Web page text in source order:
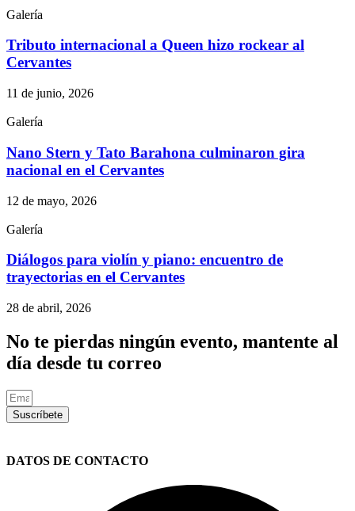
Galería
Tributo internacional a Queen hizo rockear al
Cervantes
11 de junio, 2026
Galería
Nano Stern y Tato Barahona culminaron gira
nacional en el Cervantes
12 de mayo, 2026
Galería
Diálogos para violín y piano: encuentro de
trayectorias en el Cervantes
28 de abril, 2026
No te pierdas ningún evento, mantente al
día desde tu correo
Suscríbete
DATOS DE CONTACTO